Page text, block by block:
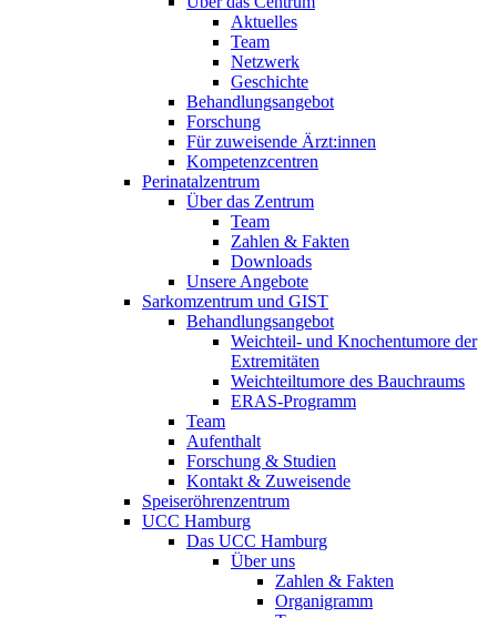
Aktuelles
Team
Netzwerk
Geschichte
Behandlungsangebot
Forschung
Für zuweisende Ärzt:innen
Kompetenzcentren
Perinatalzentrum
Über das Zentrum
Team
Zahlen & Fakten
Downloads
Unsere Angebote
Sarkomzentrum und GIST
Behandlungsangebot
Weichteil- und Knochentumore der
Extremitäten
Weichteiltumore des Bauchraums
ERAS-Programm
Team
Aufenthalt
Forschung & Studien
Kontakt & Zuweisende
Speiseröhrenzentrum
UCC Hamburg
Das UCC Hamburg
Über uns
Zahlen & Fakten
Organigramm